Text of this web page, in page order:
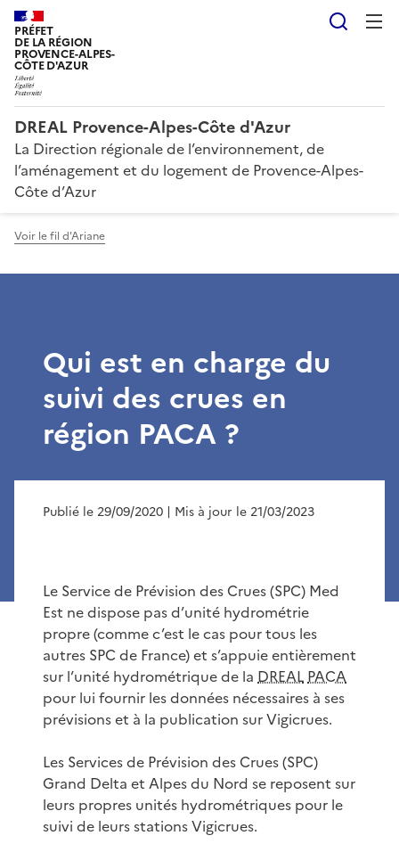
PRÉFET
DE LA RÉGION
PROVENCE-ALPES-
CÔTE D'AZUR
DREAL Provence-Alpes-Côte d'Azur
La Direction régionale de l’environnement, de
l’aménagement et du logement de Provence-Alpes-
Côte d’Azur
Voir le fil d'Ariane
Qui est en charge du
suivi des crues en
région PACA ?
Publié le 29/09/2020 | Mis à jour le 21/03/2023
Le Service de Prévision des Crues (SPC) Med
Est ne dispose pas d’unité hydrométrie
propre (comme c’est le cas pour tous les
autres SPC de France) et s’appuie entièrement
sur l’unité hydrométrique de la DREAL PACA
pour lui fournir les données nécessaires à ses
prévisions et à la publication sur Vigicrues.
Les Services de Prévision des Crues (SPC)
Grand Delta et Alpes du Nord se reposent sur
leurs propres unités hydrométriques pour le
suivi de leurs stations Vigicrues.